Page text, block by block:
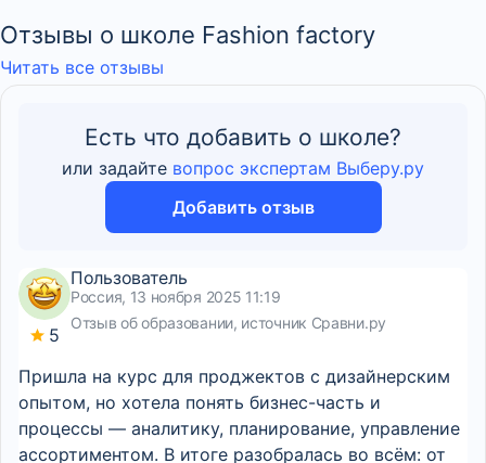
Отзывы о школе Fashion factory
Читать все отзывы
Есть что добавить о школе?
или задайте вопрос экспертам Выберу.ру
Добавить отзыв
5
Пользователь
Россия, 13 ноября 2025 11:19
Отзыв об образовании, источник Сравни.ру
Пришла на курс для проджектов с дизайнерским
опытом, но хотела понять бизнес-часть и
процессы — аналитику, планирование, управление
ассортиментом. В итоге разобралась во всём: от